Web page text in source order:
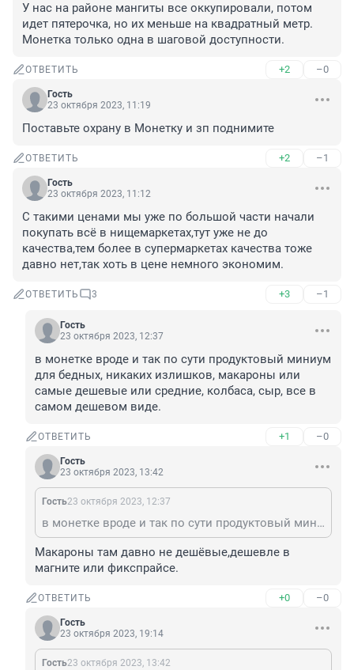
У нас на районе мангиты все оккупировали, потом
идет пятерочка, но их меньше на квадратный метр.
Монетка только одна в шаговой доступности.
ОТВЕТИТЬ +2 –0
Гость
23 октября 2023, 11:19
Поставьте охрану в Монетку и зп поднимите
ОТВЕТИТЬ +2 –1
Гость
23 октября 2023, 11:12
С такими ценами мы уже по большой части начали
покупать всё в нищемаркетах,тут уже не до
качества,тем более в супермаркетах качества тоже
давно нет,так хоть в цене немного экономим.
ОТВЕТИТЬ 3 +3 –1
Гость
23 октября 2023, 12:37
в монетке вроде и так по сути продуктовый миниум
для бедных, никаких излишков, макароны или
самые дешевые или средние, колбаса, сыр, все в
самом дешевом виде.
ОТВЕТИТЬ +1 –0
Гость
23 октября 2023, 13:42
Гость23 октября 2023, 12:37
в монетке вроде и так по сути продуктовый миниум для бедных, никаких излишков, макароны или самые дешевые или средние, колбаса, сыр, все в самом дешевом виде.
Макароны там давно не дешёвые,дешевле в
магните или фикспрайсе.
ОТВЕТИТЬ +0 –0
Гость
23 октября 2023, 19:14
Гость23 октября 2023, 13:42